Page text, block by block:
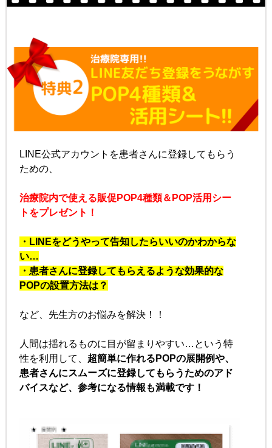
LINE公式アカウントを患者さんに登録してもらう
ための、
治療院内で使える販促POP4種類＆POP活用シー
トをプレゼント！
・LINEをどうやって告知したらいいのかわからな
い…
・患者さんに登録してもらえるような効果的な
POPの設置方法は？
など、先生方のお悩みを解決！！
人間は揺れるものに目が留まりやすい… という特
性を利用して、 超簡単に作れるPOPの展開例や、
患者さんにスムーズに登録してもらうためのアド
バイスなど、参考になる情報も満載です！